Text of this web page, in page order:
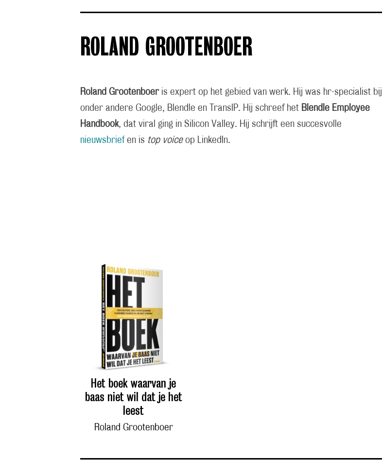
ROLAND GROOTENBOER
Roland Grootenboer is expert op het gebied van werk. Hij was hr-specialist bij
onder andere Google, Blendle en TransIP. Hij schreef het Blendle Employee
Handbook, dat viral ging in Silicon Valley. Hij schrijft een succesvolle
nieuwsbrief en is top voice op LinkedIn.
Het boek waarvan je
baas niet wil dat je het
leest
Roland Grootenboer